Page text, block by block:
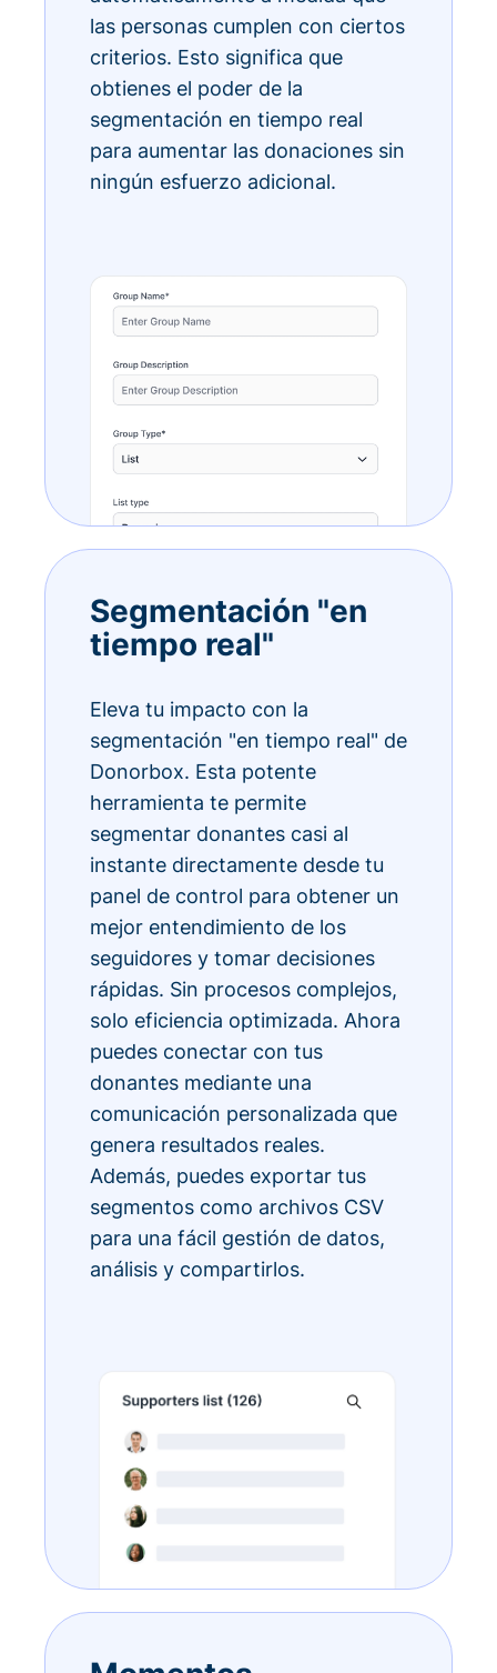
las personas cumplen con ciertos
criterios. Esto significa que
obtienes el poder de la
segmentación en tiempo real
para aumentar las donaciones sin
ningún esfuerzo adicional.
Segmentación "en
tiempo real"
Eleva tu impacto con la
segmentación "en tiempo real" de
Donorbox. Esta potente
herramienta te permite
segmentar donantes casi al
instante directamente desde tu
panel de control para obtener un
mejor entendimiento de los
seguidores y tomar decisiones
rápidas. Sin procesos complejos,
solo eficiencia optimizada. Ahora
puedes conectar con tus
donantes mediante una
comunicación personalizada que
genera resultados reales.
Además, puedes exportar tus
segmentos como archivos CSV
para una fácil gestión de datos,
análisis y compartirlos.